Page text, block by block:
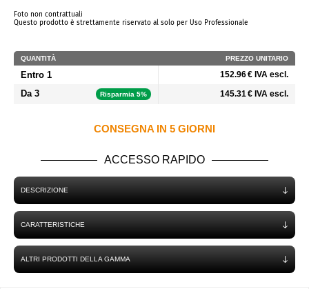
Foto non contrattuali
Questo prodotto è strettamente riservato al solo per Uso Professionale
QUANTITÀ PREZZO UNITARIO
Entro 1 152.96 € IVA escl.
Da 3 Risparmia 5% 145.31 € IVA escl.
CONSEGNA IN 5 GIORNI
ACCESSO RAPIDO
DESCRIZIONE
CARATTERISTICHE
ALTRI PRODOTTI DELLA GAMMA